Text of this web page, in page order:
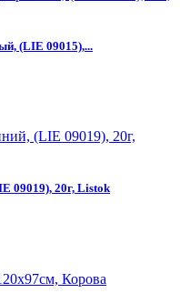
(LIE 09015),...
09019), 20г, Listok